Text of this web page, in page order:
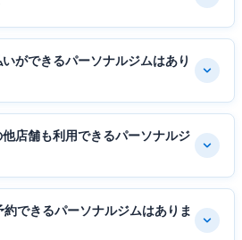
ができるパーソナルジムはあり
店舗も利用できるパーソナルジ
できるパーソナルジムはありま